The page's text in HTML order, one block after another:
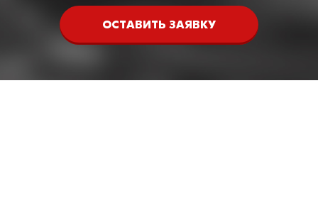
ОСТАВИТЬ ЗАЯВКУ